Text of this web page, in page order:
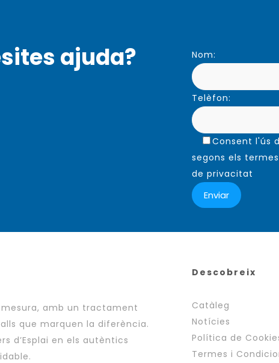
ajuda? Nom:
Telèfon:
Consent l'ús
segons els
de privacitat
amb un tractament
que marquen la diferència.
d’Esplai en els autèntics
Descobreix
Catàleg
Notícies
Política de
Termes i